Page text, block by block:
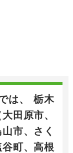
は、 栃木
田原市、
市、さく
町、高根